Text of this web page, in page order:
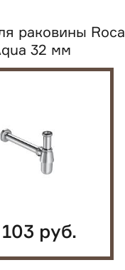
раковины Roca
32 мм
руб.